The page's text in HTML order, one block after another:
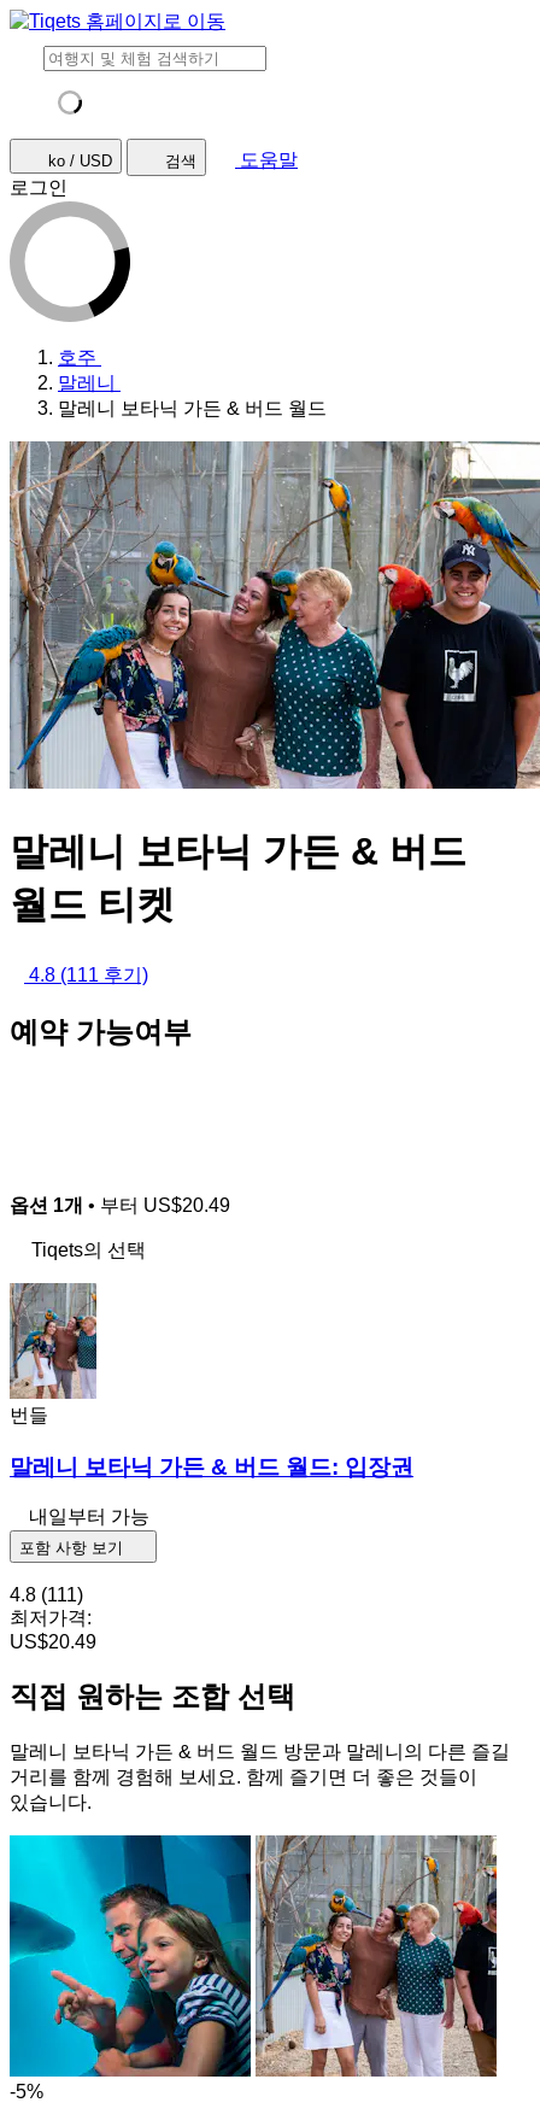
ko / USD 검색
도움말
로그인
호주
말레니
말레니 보타닉 가든 & 버드 월드
말레니 보타닉 가든 & 버드
월드 티켓
4.8 (111 후기)
예약 가능여부
옵션 1개 • 부터 US$20.49
Tiqets의 선택
번들
말레니 보타닉 가든 & 버드 월드: 입장권
내일부터 가능
포함 사항 보기
4.8 (111)
최저가격:
US$20.49
직접 원하는 조합 선택
말레니 보타닉 가든 & 버드 월드 방문과 말레니의 다른 즐길
거리를 함께 경험해 보세요. 함께 즐기면 더 좋은 것들이
있습니다.
-5%